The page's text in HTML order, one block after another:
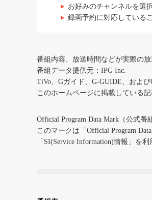
お好みのチャンネルを選
録画予約に対応している
番組内容、放送時間などが実際の
番組データ提供元：IPG Inc.
TiVo、Gガイド、G-GUIDE、およ
このホームページに掲載している
Official Program Data Mark（公式番
このマークは「Official Program
「SI(Service Information)情報」を